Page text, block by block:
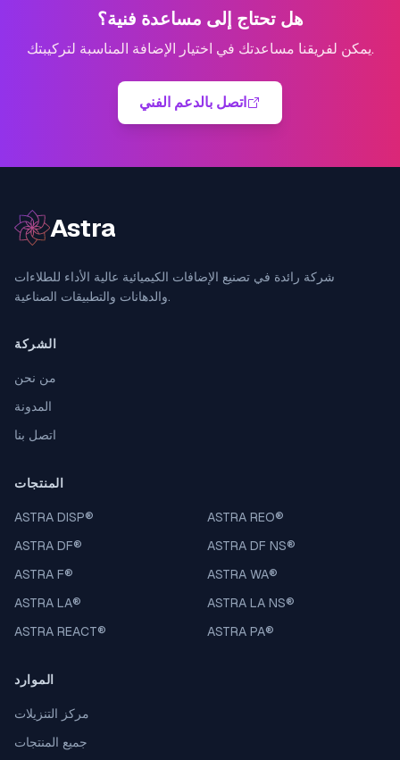
هل تحتاج إلى مساعدة فنية؟
يمكن لفريقنا مساعدتك في اختيار الإضافة المناسبة لتركيبتك.
اتصل بالدعم الفني
Astra
شركة رائدة في تصنيع الإضافات الكيميائية عالية الأداء للطلاءات
والدهانات والتطبيقات الصناعية.
الشركة
من نحن
المدونة
اتصل بنا
المنتجات
ASTRA DISP® ASTRA REO®
ASTRA DF® ASTRA DF NS®
ASTRA F® ASTRA WA®
ASTRA LA® ASTRA LA NS®
ASTRA REACT® ASTRA PA®
الموارد
مركز التنزيلات
جميع المنتجات